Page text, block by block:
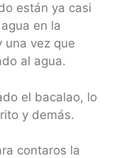
están ya casi
en la
una vez que
al agua.
el bacalao, lo
y demás.
contaros la